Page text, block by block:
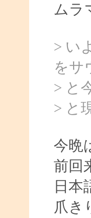
ムラ
> い
をサ
> と
> と
今晩
前回
日本
爪き